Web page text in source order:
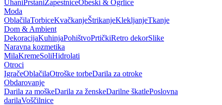
UhaniPrstaniZapestniceObeski & Ogrlice
Moda
OblačilaTorbiceKvačkanjeŠtrikanjeKlekljanjeTkanje
Dom & Ambient
DekoracijaKuhinjaPohištvoPrtičkiRetro dekorSlike
Naravna kozmetika
MilaKremeSoliHidrolati
Otroci
IgračeOblačilaOtroške torbeDarila za otroke
Obdarovanje
Darila za moškeDarila za ženskeDarilne škatlePoslovna
darilaVoščilnice